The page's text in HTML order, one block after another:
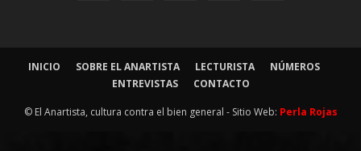
INICIO SOBRE EL ANARTISTA LECTURISTA
NÚMEROS
ENTREVISTAS
CONTACTO
© El Anartista, cultura contra el bien general - Sitio Web: Perla Rojas